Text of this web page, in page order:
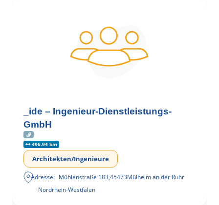
_ide – Ingenieur-Dienstleistungs-
GmbH
496.94 km
Architekten/Ingenieure
Adresse: Mühlenstraße 183,45473Mülheim an der Ruhr
Nordrhein-Westfalen